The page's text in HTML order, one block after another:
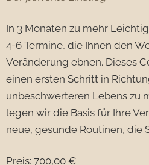
In 3 Monaten zu mehr
4-6 Termine, die Ihnen den
Veränderung ebnen. Dieses
einen ersten Schritt in
unbeschwerteren Lebens zu
legen wir die Basis für Ihre
neue, gesunde Routinen, die
Preis: 700,00 €